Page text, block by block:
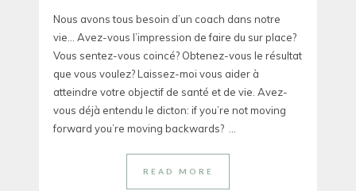
Nous avons tous besoin d’un coach dans notre
vie… Avez-vous l’impression de faire du sur place?
Vous sentez-vous coincé? Obtenez-vous le résultat
que vous voulez? Laissez-moi vous aider à
atteindre votre objectif de santé et de vie. Avez-
vous déjà entendu le dicton: if you’re not moving
forward you’re moving backwards? ...
READ MORE